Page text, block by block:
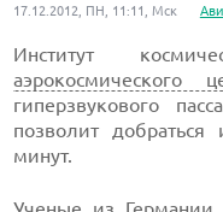
17.12.2012, ПН, 11:11, Мск
Институт
аэрокосмического
гиперзвукового
позволит добраться
минут.